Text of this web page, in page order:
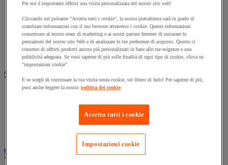
Archiviazione orizzontale
Archiviazione per cartelle sospese
Armadio
Armadio per ufficio
Carrello da ufficio
Libreria
Audiovisivi
Vedi tutte le categorie
Connessione audio e video
Fotocamera, videocamera e binocolo
Insonorizzazione e registrazione professionali
Strumenti per proiezione e videoproiezione
Cancelleria e forniture per ufficio
Vedi tutte le categorie
Per noi è importante offrirti una visita personalizzata del nostro sito web!
Cliccando sul pulsante "Accetta tutti i cookie", la nostra piattaforma sarà in grado di
scambiare informazioni con il tuo browser attraverso i cookie. Queste informazioni
consentono al nostro team di marketing e ai nostri partner Internet di misurare le
prestazioni del nostro sito Web e di analizzare le tue preferenze di acquisto. Questo ci
consente di offrirti prodotti ancora più personalizzati in base alle tue esigenze e una
pubblicità adeguata. Se vuoi saperne di più sulle finalità di ogni tipo di cookie, clicca su
"impostazioni cookie".
E se scegli di continuare la tua visita senza cookie, sei libero di farlo! Per saperne di più,
puoi anche leggere la nostra politica dei cookie
Accetta tutti i cookie
Impostazioni cookie